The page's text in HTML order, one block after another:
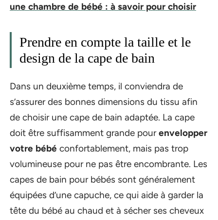
une chambre de bébé : à savoir pour choisir
Prendre en compte la taille et le
design de la cape de bain
Dans un deuxième temps, il conviendra de
s’assurer des bonnes dimensions du tissu afin
de choisir une cape de bain adaptée. La cape
doit être suffisamment grande pourenvelopper
votre bébé confortablement, mais pas trop
volumineuse pour ne pas être encombrante. Les
capes de bain pour bébés sont généralement
équipées d’une capuche, ce qui aide à garder la
tête du bébé au chaud et à sécher ses cheveux